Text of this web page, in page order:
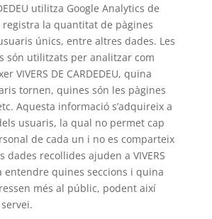
utilitza Google Analytics de
registra la quantitat de pàgines
únics, entre altres dades. Les
són utilitzats per analitzar com
VIVERS DE CARDEDEU, quina
tornen, quines són les pàgines
Aquesta informació s’adquireix a
usuaris, la qual no permet cap
de cada un i no es comparteix
dades recollides ajuden a VIVERS
a entendre quines seccions i quina
més al públic, podent així